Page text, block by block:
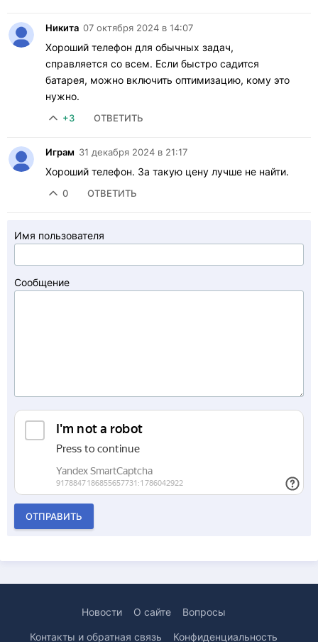
Никита 07 октября 2024 в 14:07
Хороший телефон для обычных задач,
справляется со всем. Если быстро садится
батарея, можно включить оптимизацию, кому это
нужно.
+3 ОТВЕТИТЬ
Играм 31 декабря 2024 в 21:17
Хороший телефон. За такую цену лучше не найти.
0 ОТВЕТИТЬ
Имя пользователя
Сообщение
ОТПРАВИТЬ
Новости О сайте Вопросы
Контакты и обратная связь Конфиденциальность